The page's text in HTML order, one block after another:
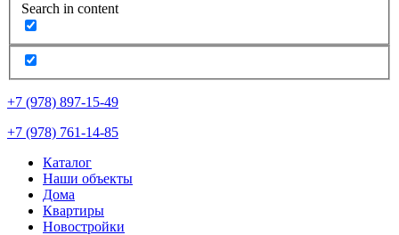
Search in content
+7 (978) 897-15-49
+7 (978) 761-14-85
Каталог
Наши объекты
Дома
Квартиры
Новостройки